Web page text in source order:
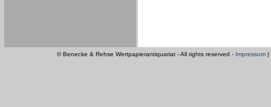
© Benecke & Rehse Wertpapierantiquariat - All rights reserved - Impressum |